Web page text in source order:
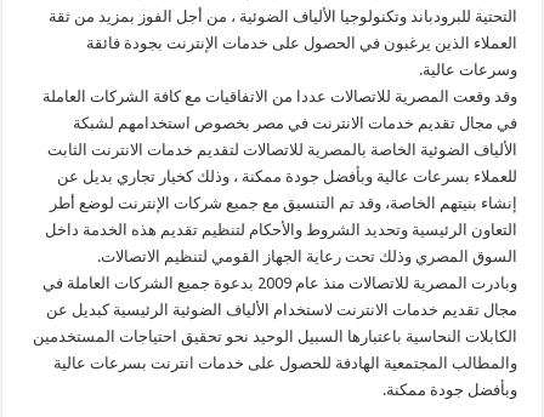
التحتية للبرودباند وتكنولوجيا الألياف الضوئية ، من أجل الفوز بمزيد من ثقة
العملاء الذين يرغبون في الحصول على خدمات الإنترنت بجودة فائقة
وسرعات عالية.
وقد وقعت المصرية للاتصالات عددا من الاتفاقيات مع كافة الشركات العاملة
في مجال تقديم خدمات الانترنت في مصر بخصوص استخدامهم لشبكة
الألياف الضوئية الخاصة بالمصرية للاتصالات لتقديم خدمات الانترنت الثابت
للعملاء بسرعات عالية وبأفضل جودة ممكنة ، وذلك كخيار تجاري بديل عن
إنشاء بنيتهم الخاصة، وقد تم التنسيق مع جميع شركات الإنترنت لوضع أطر
التعاون الرئيسية وتحديد الشروط والأحكام لتنظيم تقديم هذه الخدمة داخل
السوق المصري وذلك تحت رعاية الجهاز القومي لتنظيم الاتصالات.
وبادرت المصرية للاتصالات منذ عام 2009 بدعوة جميع الشركات العاملة في
مجال تقديم خدمات الانترنت لاستخدام الألياف الضوئية الرئيسية كبديل عن
الكابلات النحاسية باعتبارها السبيل الوحيد نحو تحقيق احتياجات المستخدمين
والمطالب المجتمعية الهادفة للحصول على خدمات انترنت بسرعات عالية
وبأفضل جودة ممكنة.